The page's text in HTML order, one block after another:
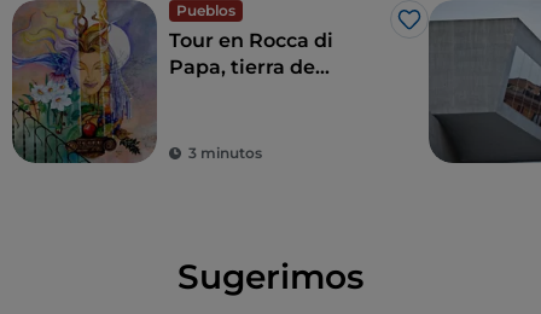
Pueblos
Me gusta
Tour en Rocca di
Papa, tierra de
3 minutos
Sugerimos